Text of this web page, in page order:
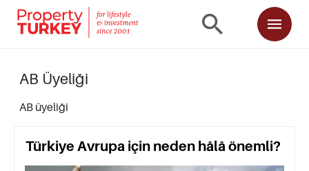
AB Üyeliği
AB üyeliği
Türkiye Avrupa için neden hâlâ önemli?